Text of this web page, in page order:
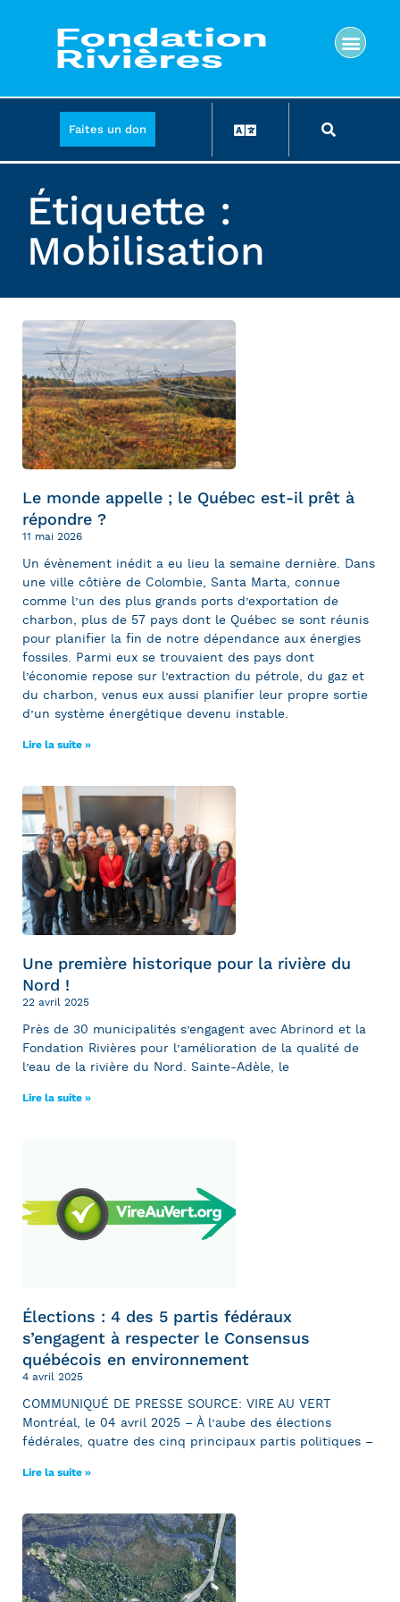
Faites un don
Étiquette :
Mobilisation
Le monde appelle ; le Québec est-il prêt à
répondre ?
11 mai 2026
Un évènement inédit a eu lieu la semaine dernière. Dans
une ville côtière de Colombie, Santa Marta, connue
comme l’un des plus grands ports d’exportation de
charbon, plus de 57 pays dont le Québec se sont réunis
pour planifier la fin de notre dépendance aux énergies
fossiles. Parmi eux se trouvaient des pays dont
l’économie repose sur l’extraction du pétrole, du gaz et
du charbon, venus eux aussi planifier leur propre sortie
d’un système énergétique devenu instable.
Lire la suite »
Une première historique pour la rivière du
Nord !
22 avril 2025
Près de 30 municipalités s’engagent avec Abrinord et la
Fondation Rivières pour l’amélioration de la qualité de
l’eau de la rivière du Nord. Sainte-Adèle, le
Lire la suite »
Élections : 4 des 5 partis fédéraux
s’engagent à respecter le Consensus
québécois en environnement
4 avril 2025
COMMUNIQUÉ DE PRESSE SOURCE: VIRE AU VERT
Montréal, le 04 avril 2025 – À l’aube des élections
fédérales, quatre des cinq principaux partis politiques –
Lire la suite »